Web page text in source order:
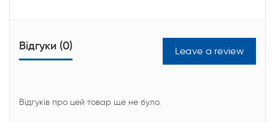
Відгуки (0) Leave a review
Відгуків про цей товар ще не було.